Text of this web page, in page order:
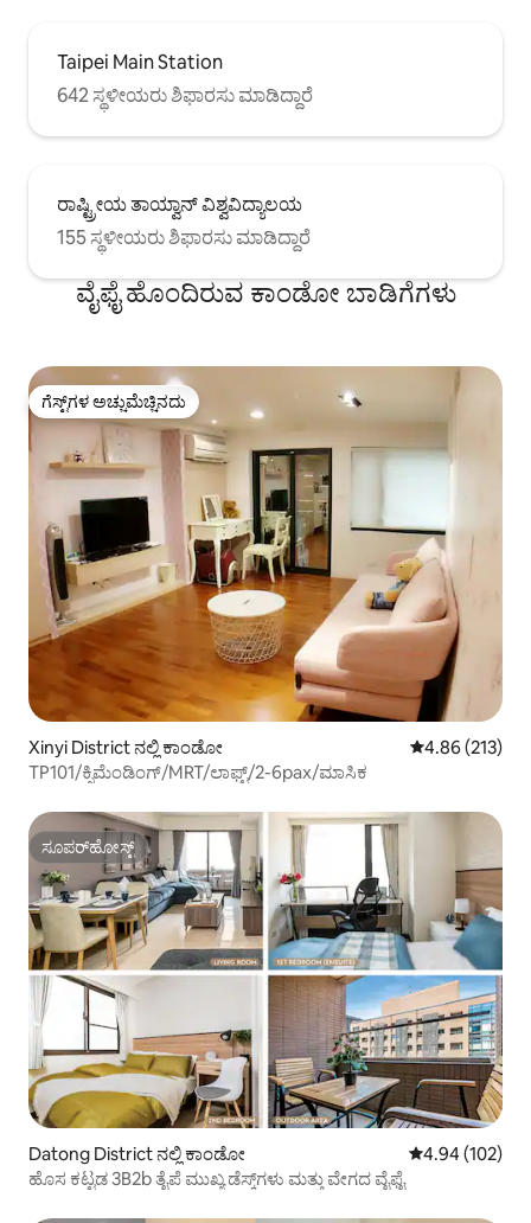
Taipei Main Station
642 ಸ್ಥಳೀಯರು ಶಿಫಾರಸು ಮಾಡಿದ್ದಾರೆ
ರಾಷ್ಟ್ರೀಯ ತಾಯ್ವಾನ್ ವಿಶ್ವವಿದ್ಯಾಲಯ
155 ಸ್ಥಳೀಯರು ಶಿಫಾರಸು ಮಾಡಿದ್ದಾರೆ
ವೈಫೈ ಹೊಂದಿರುವ ಕಾಂಡೋ ಬಾಡಿಗೆಗಳು
ಗೆಸ್ಟ್‌ಗಳ ಅಚ್ಚುಮೆಚ್ಚಿನದು
ಗೆಸ್ಟ್‌ಗಳ ಅಚ್ಚುಮೆಚ್ಚಿನದು
Xinyi District ನಲ್ಲಿ ಕಾಂಡೋ 5 ರಲ್ಲಿ 4.86
4.86 (213)
TP101/ಕ್ಸಿಮೆಂಡಿಂಗ್/MRT/ಲಾಫ್ಟ್/2-6pax/ಮಾಸಿಕ
ಸೂಪರ್‌ಹೋಸ್ಟ್
ಸೂಪರ್‌ಹೋಸ್ಟ್
Datong District ನಲ್ಲಿ ಕಾಂಡೋ 5 ರಲ್ಲಿ 4.94
4.94 (102)
ಹೊಸ ಕಟ್ಟಡ 3B2b ತೈಪೆ ಮುಖ್ಯ ಡೆಸ್ಕ್‌ಗಳು ಮತ್ತು ವೇಗದ ವೈಫೈ